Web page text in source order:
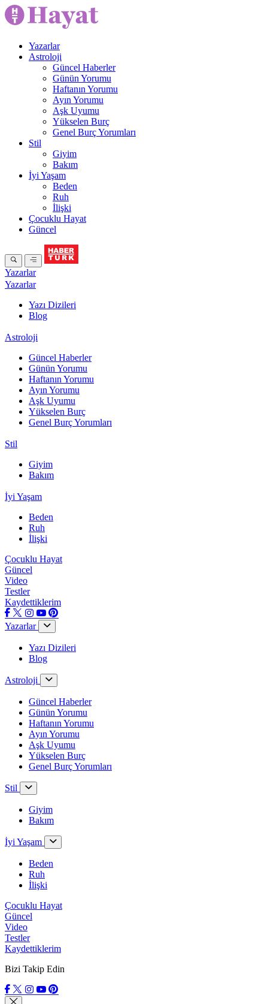
Yazarlar
Astroloji
Güncel Haberler
Günün Yorumu
Haftanın Yorumu
Ayın Yorumu
Aşk Uyumu
Yükselen Burç
Genel Burç Yorumları
Stil
Giyim
Bakım
İyi Yaşam
Beden
Ruh
İlişki
Çocuklu Hayat
Güncel
Yazarlar
Yazarlar
Yazı Dizileri
Blog
Astroloji
Güncel Haberler
Günün Yorumu
Haftanın Yorumu
Ayın Yorumu
Aşk Uyumu
Yükselen Burç
Genel Burç Yorumları
Stil
Giyim
Bakım
İyi Yaşam
Beden
Ruh
İlişki
Çocuklu Hayat
Güncel
Video
Testler
Kaydettiklerim
Yazarlar
Yazı Dizileri
Blog
Astroloji
Güncel Haberler
Günün Yorumu
Haftanın Yorumu
Ayın Yorumu
Aşk Uyumu
Yükselen Burç
Genel Burç Yorumları
Stil
Giyim
Bakım
İyi Yaşam
Beden
Ruh
İlişki
Çocuklu Hayat
Güncel
Video
Testler
Kaydettiklerim
Bizi Takip Edin